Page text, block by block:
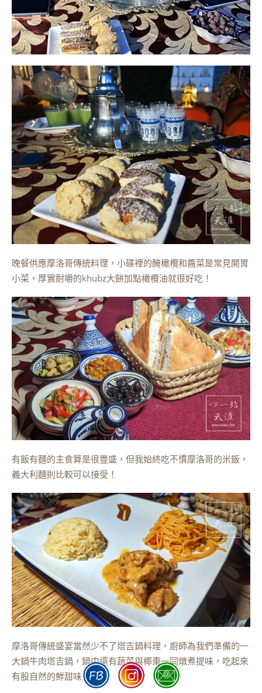
晚餐供應摩洛哥傳統料理，小碟裡的醃橄欖和醬菜是常見開胃
小菜，厚實耐嚼的khubz大餅加點橄欖油就很好吃！
有飯有麵的主食算是很豐盛，但我始終吃不慣摩洛哥的米飯，
義大利麵則比較可以接受！
摩洛哥傳統盛宴當然少不了塔吉鍋料理，廚師為我們準備的一
大鍋牛肉塔吉鍋，鍋中還有蔬菜與椰棗一同燉煮提味，吃起來
有股自然的鮮甜味！